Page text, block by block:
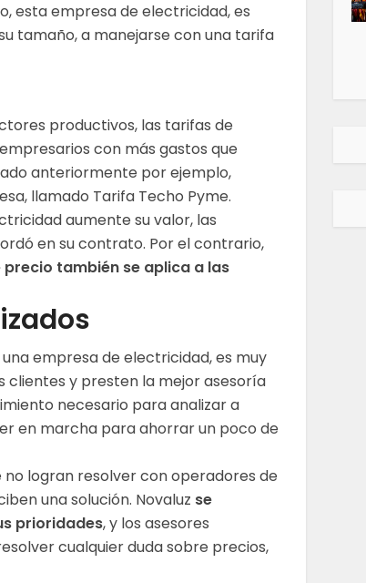
esta empresa de electricidad, es
tamaño, a manejarse con una tarifa
productivos, las tarifas de
con más gastos que
anteriormente por ejemplo,
llamado Tarifa Techo Pyme.
aumente su valor, las
en su contrato. Por el contrario,
también se aplica a las
empresa de electricidad, es muy
y presten la mejor asesoría
necesario para analizar a
en marcha para ahorrar un poco de
logran resolver con operadores de
una solución. Novaluz se
prioridades,y los asesores
cualquier duda sobre precios,